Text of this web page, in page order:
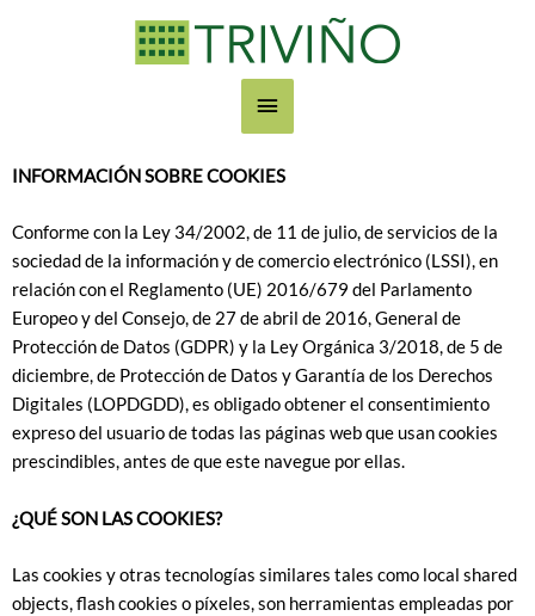
Menú
principal
INFORMACIÓN SOBRE COOKIES
Conforme con la Ley 34/2002, de 11 de julio, de servicios de la
sociedad de la información y de comercio electrónico (LSSI), en
relación con el Reglamento (UE) 2016/679 del Parlamento
Europeo y del Consejo, de 27 de abril de 2016, General de
Protección de Datos (GDPR) y la Ley Orgánica 3/2018, de 5 de
diciembre, de Protección de Datos y Garantía de los Derechos
Digitales (LOPDGDD), es obligado obtener el consentimiento
expreso del usuario de todas las páginas web que usan cookies
prescindibles, antes de que este navegue por ellas.
¿QUÉ SON LAS COOKIES?
Las cookies y otras tecnologías similares tales como local shared
objects, flash cookies o píxeles, son herramientas empleadas por